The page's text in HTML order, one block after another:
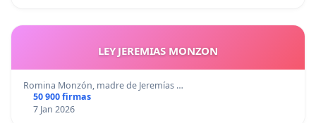
LEY JEREMIAS MONZON
Romina Monzón, madre de Jeremías …
50 900 firmas
7 Jan 2026